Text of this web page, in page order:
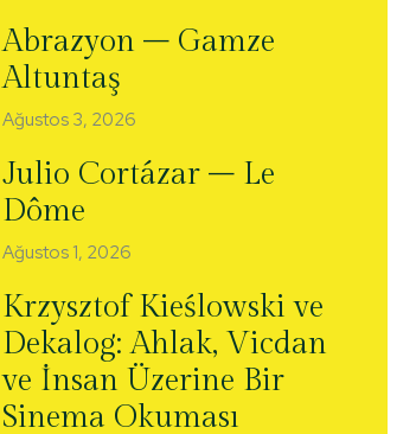
Abrazyon – Gamze
Altuntaş
Ağustos 3, 2026
Julio Cortázar – Le
Dôme
Ağustos 1, 2026
Krzysztof Kieślowski ve
Dekalog: Ahlak, Vicdan
ve İnsan Üzerine Bir
Sinema Okuması